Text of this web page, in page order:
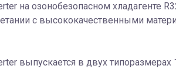
на озонобезопасном хладагенте
с высококачественными
выпускается в двух